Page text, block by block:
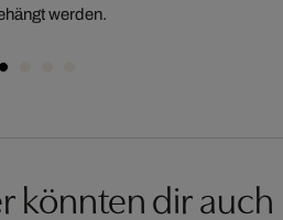
werden.
könnten dir auch